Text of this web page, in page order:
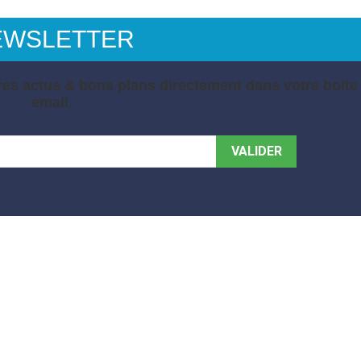
actus & bons plans directement dans votre boite
email.